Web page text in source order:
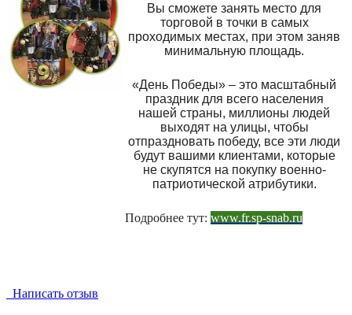
Вы сможете занять место для
торговой в точки в самых
проходимых местах, при этом заняв
минимальную площадь.
«День Победы» – это масштабный
праздник для всего населения
нашей страны, миллионы людей
выходят на улицы, чтобы
отпраздновать победу, все эти люди
будут вашими клиентами, которые
не скупятся на покупку военно-
патриотической атрибутики.
Подробнее тут: www.fr.sp-snab.ru
Написать отзыв